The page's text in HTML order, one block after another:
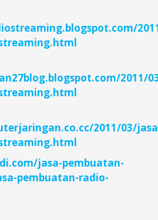
2011/
2011/03/
jasa-pembuatan-
pembuatan-radio-